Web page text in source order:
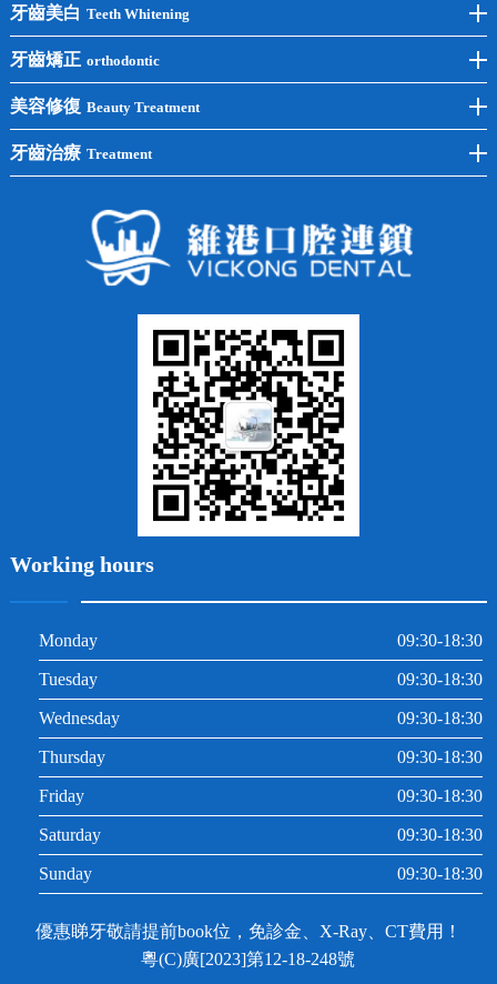
前牙種植
後牙種植
單顆種植
半口種植
全口種植
牙齒美白 Teeth Whitening
冷光美白
洗牙
四環素牙
常見問題
牙齒矯正 orthodontic
牙齒矯正
兒童矯正
牙列不齊
美容修復 Beauty Treatment
全瓷牙
牙齒治療 Treatment
Working hours
Monday 09:30-18:30
Tuesday 09:30-18:30
Wednesday 09:30-18:30
Thursday 09:30-18:30
Friday 09:30-18:30
Saturday 09:30-18:30
Sunday 09:30-18:30
優惠睇牙敬請提前book位，免診金、X-Ray、CT費用！
粵(C)廣[2023]第12-18-248號